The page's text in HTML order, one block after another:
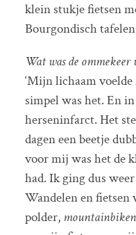
klein stukje fietsen
Bourgondisch
Wat was de ommekeer
‘Mijn lichaam
simpel was het. En
herseninfarct. Het
dagen een beetje
voor mij was het de
had. Ik ging dus
Wandelen en
polder, mountainbiken